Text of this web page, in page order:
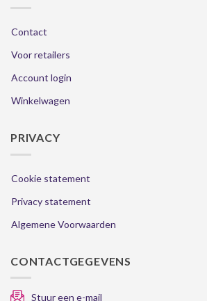
Contact
Voor retailers
Account login
Winkelwagen
PRIVACY
Cookie statement
Privacy statement
Algemene Voorwaarden
CONTACTGEGEVENS
Stuur een e-mail